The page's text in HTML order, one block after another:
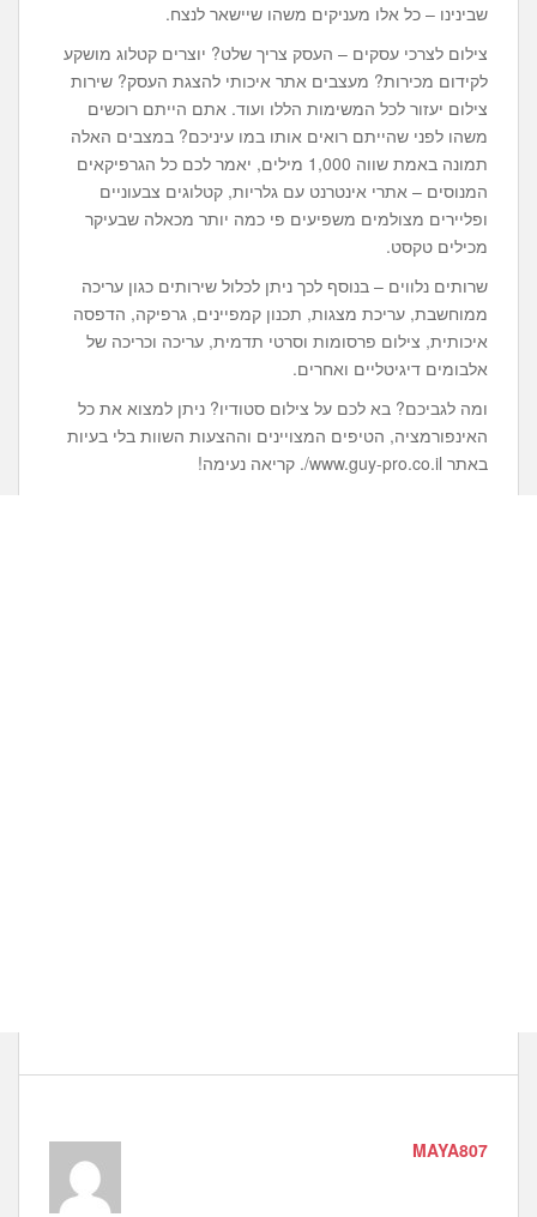
שבינינו – כל אלו מעניקים משהו שיישאר לנצח.
צילום לצרכי עסקים – העסק צריך שלט? יוצרים קטלוג מושקע
לקידום מכירות? מעצבים אתר איכותי להצגת העסק? שירות
צילום יעזור לכל המשימות הללו ועוד. אתם הייתם רוכשים
משהו לפני שהייתם רואים אותו במו עיניכם? במצבים האלה
תמונה באמת שווה 1,000 מילים, יאמר לכם כל הגרפיקאים
המנוסים – אתרי אינטרנט עם גלריות, קטלוגים צבעוניים
ופליירים מצולמים משפיעים פי כמה יותר מכאלה שבעיקר
מכילים טקסט.
שרותים נלווים – בנוסף לכך ניתן לכלול שירותים כגון עריכה
ממוחשבת, עריכת מצגות, תכנון קמפיינים, גרפיקה, הדפסה
איכותית, צילום פרסומות וסרטי תדמית, עריכה וכריכה של
אלבומים דיגיטליים ואחרים.
ומה לגביכם? בא לכם על צילום סטודיו? ניתן למצוא את כל
האינפורמציה, הטיפים המצויינים וההצעות השוות בלי בעיות
באתר www.guy-pro.co.il/. קריאה נעימה!
MAYA807